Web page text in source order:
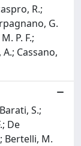
R.;
G.
P. F.;
Cassano,
S.;
De
Bertelli, M.